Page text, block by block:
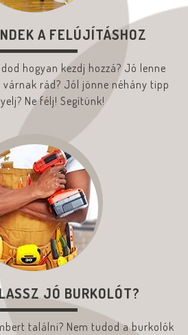
A FELÚJÍTÁSHOZ
hogyan kezdj hozzá? Jó lenne
rád? Jól jönne néhány tipp
Ne félj! Segítünk!
JÓ BURKOLÓT?
találni? Nem tudod a burkolók